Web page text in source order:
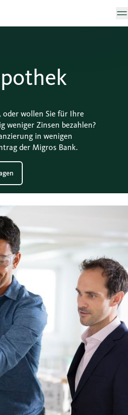
oder wollen Sie für Ihre
weniger Zinsen bezahlen?
in wenigen
der Migros Bank.